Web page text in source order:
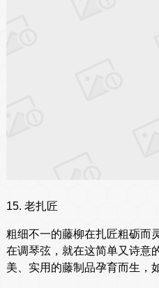
15. 老扎匠
粗细不一的藤柳在扎匠粗砺而
在调琴弦，就在这简单又诗意
美、实用的藤制品孕育而生，